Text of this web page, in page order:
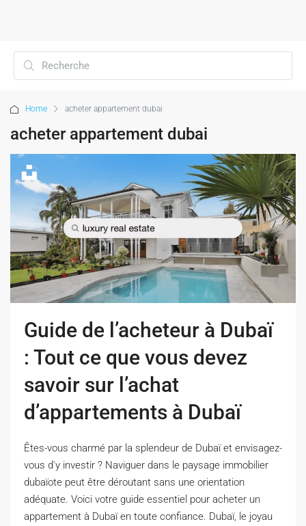
Home acheter appartement dubai
acheter appartement dubai
Guide de l’acheteur à Dubaï
: Tout ce que vous devez
savoir sur l’achat
d’appartements à Dubaï
Êtes-vous charmé par la splendeur de Dubaï et envisagez-
vous d'y investir ? Naviguer dans le paysage immobilier
dubaïote peut être déroutant sans une orientation
adéquate. Voici votre guide essentiel pour acheter un
appartement à Dubaï en toute confiance. Dubaï, le joyau